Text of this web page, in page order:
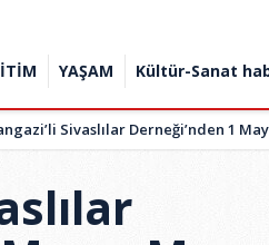
YAŞAM Kültür-Sanat
Sivaslılar Derneği’nden 1